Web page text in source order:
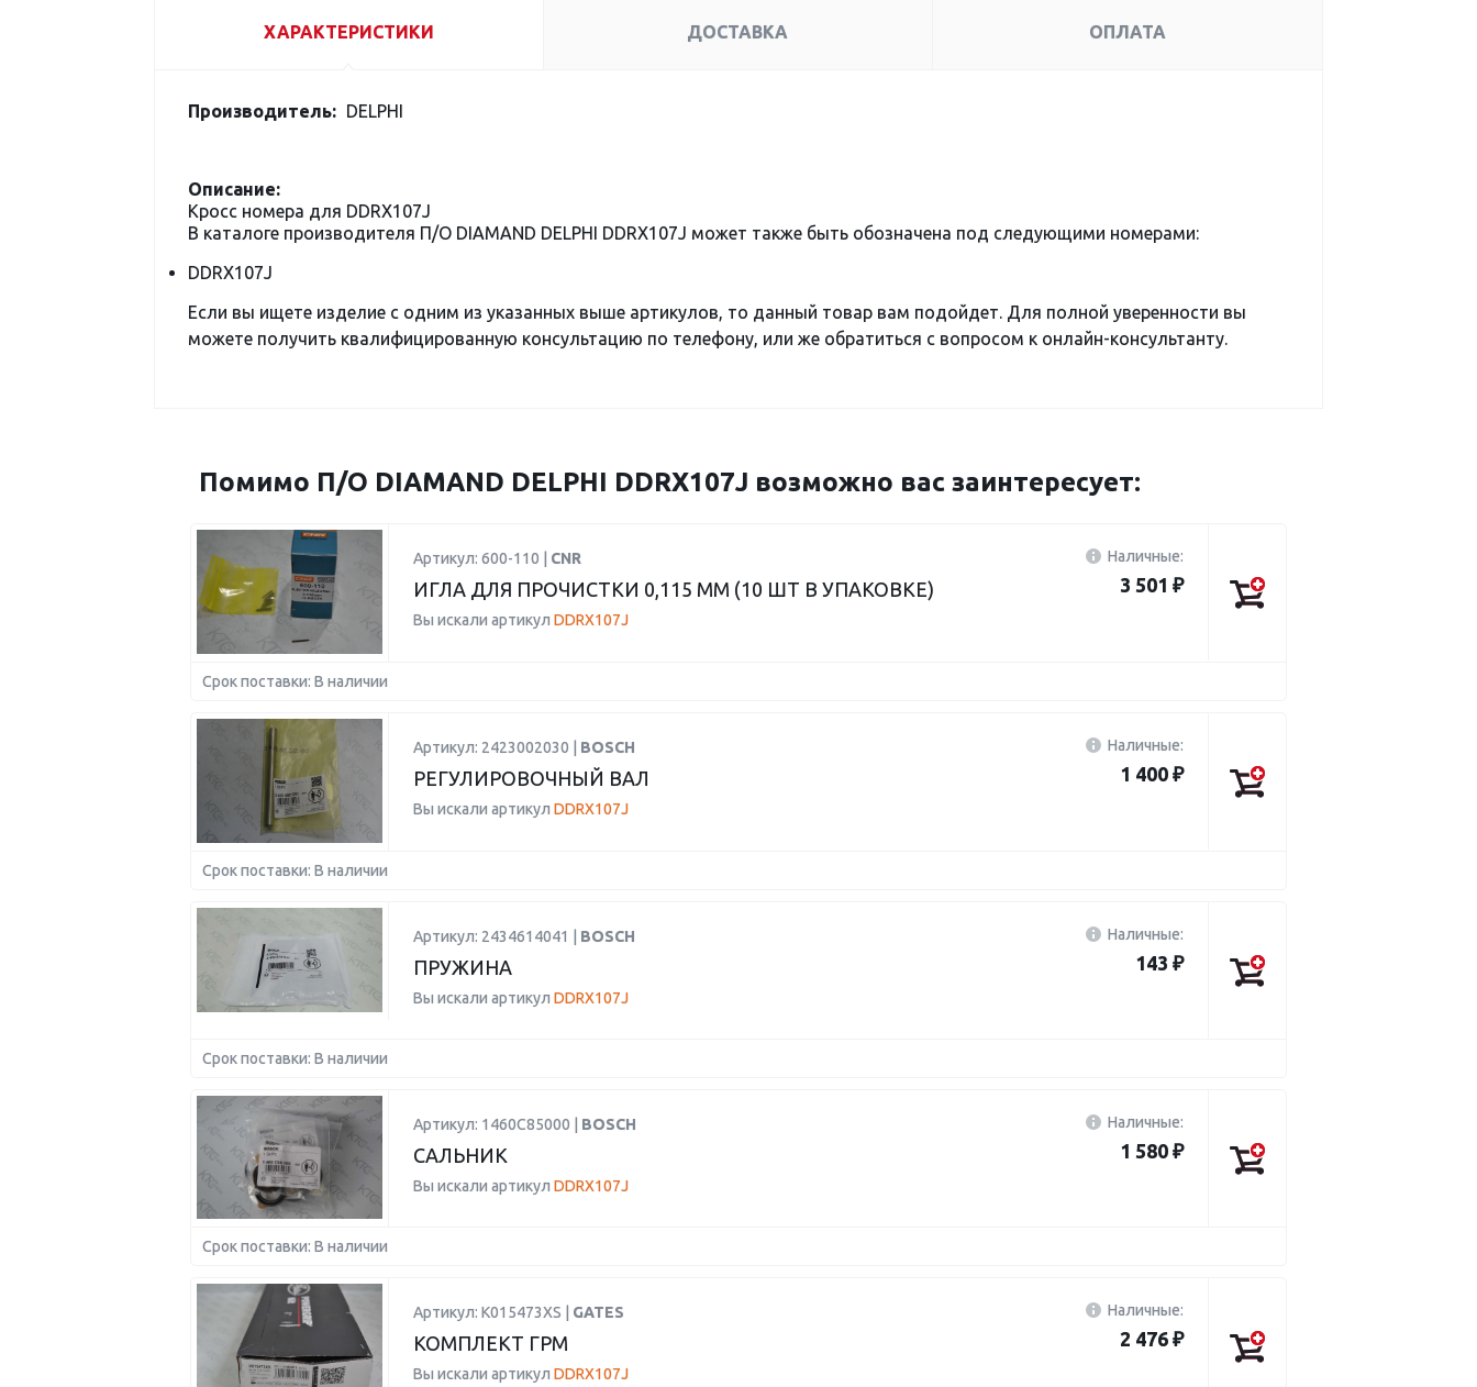
ХАРАКТЕРИСТИКИ ДОСТАВКА ОПЛАТА
Производитель: DELPHI
Описание:
Кросс номера для DDRX107J
В каталоге производителя П/О DIAMAND DELPHI DDRX107J может также быть обозначена под следующими номерами:
DDRX107J
Если вы ищете изделие с одним из указанных выше артикулов, то данный товар вам подойдет. Для полной уверенности вы
можете получить квалифицированную консультацию по телефону, или же обратиться с вопросом к онлайн-консультанту.
Помимо П/О DIAMAND DELPHI DDRX107J возможно вас заинтересует:
Артикул: 600-110 | CNR
ИГЛА ДЛЯ ПРОЧИСТКИ 0,115 ММ (10 ШТ В УПАКОВКЕ)
Вы искали артикул DDRX107J
Наличные:
3 501 ₽
Срок поставки: В наличии
Артикул: 2423002030 | BOSCH
РЕГУЛИРОВОЧНЫЙ ВАЛ
Вы искали артикул DDRX107J
Наличные:
1 400 ₽
Срок поставки: В наличии
Артикул: 2434614041 | BOSCH
ПРУЖИНА
Вы искали артикул DDRX107J
Наличные:
143 ₽
Срок поставки: В наличии
Артикул: 1460C85000 | BOSCH
САЛЬНИК
Вы искали артикул DDRX107J
Наличные:
1 580 ₽
Срок поставки: В наличии
Артикул: K015473XS | GATES
КОМПЛЕКТ ГРМ
Вы искали артикул DDRX107J
Наличные:
2 476 ₽